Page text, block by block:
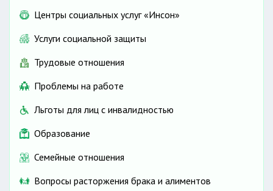
Центры социальных услуг «Инсон»
Услуги социальной защиты
Трудовые отношения
Проблемы на работе
Льготы для лиц с инвалидностью
Образование
Семейные отношения
Вопросы расторжения брака и алиментов